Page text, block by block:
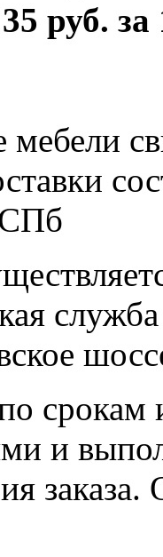
руб.
мебели
срокам
и
заказа.